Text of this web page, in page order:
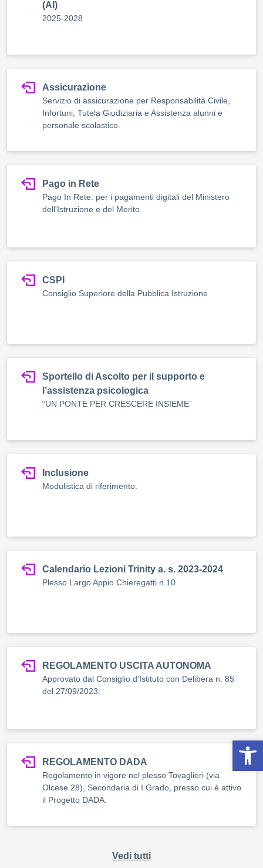
(AI)
2025-2028
Assicurazione
Servizio di assicurazione per Responsabilità Civile,
Infortuni, Tutela Giudiziaria e Assistenza alunni e
personale scolastico.
Pago in Rete
Pago In Rete: per i pagamenti digitali del Ministero
dell'Istruzione e del Merito.
CSPI
Consiglio Superiore della Pubblica Istruzione
Sportello di Ascolto per il supporto e
l’assistenza psicologica
“UN PONTE PER CRESCERE INSIEME”
Inclusione
Modulistica di riferimento.
Calendario Lezioni Trinity a. s. 2023-2024
Plesso Largo Appio Chieregatti n.10
REGOLAMENTO USCITA AUTONOMA
Approvato dal Consiglio d’Istituto con Delibera n. 85
del 27/09/2023.
REGOLAMENTO DADA
Regolamento in vigore nel plesso Tovaglieri (via
Olcese 28), Secondaria di I Grado, presso cui è attivo
il Progetto DADA.
Vedi tutti